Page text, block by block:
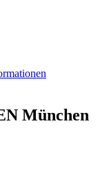
München